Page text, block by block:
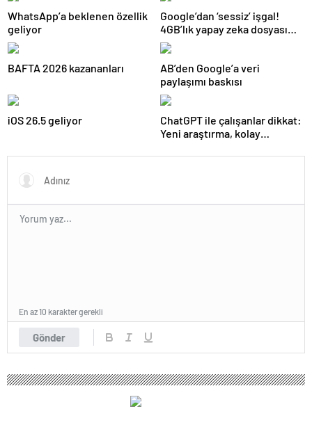
WhatsApp’a beklenen özellik
geliyor
Google’dan ‘sessiz’ işgal!
4GB’lık yapay zeka dosyası
gizlice cihazlara yerleştirdi
BAFTA 2026 kazananları
AB’den Google’a veri
paylaşımı baskısı
iOS 26.5 geliyor
ChatGPT ile çalışanlar dikkat:
Yeni araştırma, kolay
pahalıya mal olabileceğini
Gönder
En az 10 karakter gerekli